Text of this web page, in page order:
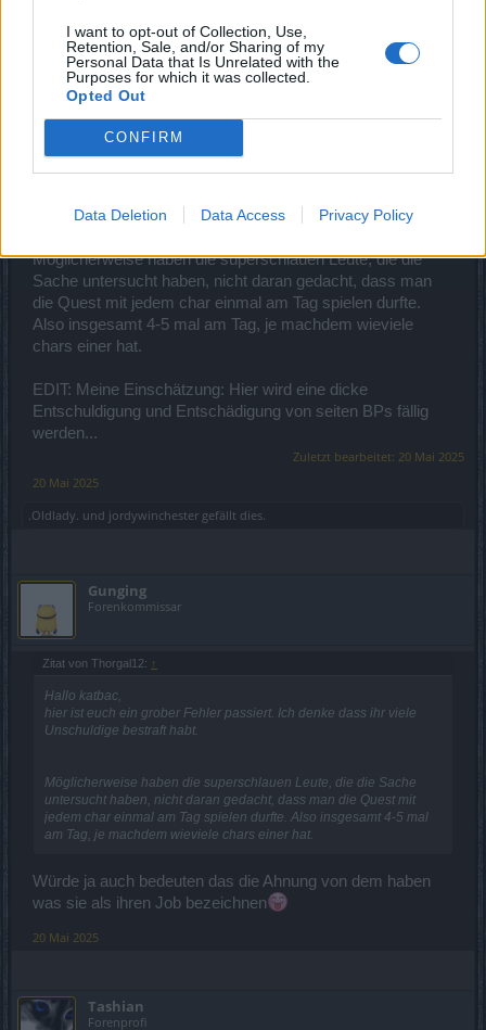
I want to opt-out of Collection, Use,
Retention, Sale, and/or Sharing of my
Personal Data that Is Unrelated with the
Purposes for which it was collected.
Opted Out
CONFIRM
Data Deletion Data Access Privacy Policy
27 Runs gemacht. Da das Event 14 Tage gedauert hat,
hätte ich die Quest vollkommen legal 14*4=56 mal spielen
können. Wie kommt BP darauf dass ich gecheatet haben
sollte? Und wenn es aus Versehen tatsächlich einmal
passiert sein sollte, dass ich die Quest mit einem char an
einem Tag 2x gespielt habe, was hätte ich davon? Ich hätte
die Quest ja auch am nächsten nochmal spielen können.
Fall vorwerfen.
Möglicherweise haben die superschlauen Leute, die die
Sache untersucht haben, nicht daran gedacht, dass man
die Quest mit jedem char einmal am Tag spielen durfte.
Also insgesamt 4-5 mal am Tag, je machdem wieviele
chars einer hat.
EDIT: Meine Einschätzung: Hier wird eine dicke
Entschuldigung und Entschädigung von seiten BPs fällig
werden...
Zuletzt bearbeitet: 20 Mai 2025
20 Mai 2025
.Oldlady. und jordywinchester gefällt dies.
Gunging
Forenkommissar
Zitat von Thorgal12: ↑
Hallo katbac,
hier ist euch ein grober Fehler passiert. Ich denke dass ihr viele
Unschuldige bestraft habt.
Möglicherweise haben die superschlauen Leute, die die Sache
untersucht haben, nicht daran gedacht, dass man die Quest mit
jedem char einmal am Tag spielen durfte. Also insgesamt 4-5 mal
am Tag, je machdem wieviele chars einer hat.
Würde ja auch bedeuten das die Ahnung von dem haben
was sie als ihren Job bezeichnen
20 Mai 2025
Tashian
Forenprofi